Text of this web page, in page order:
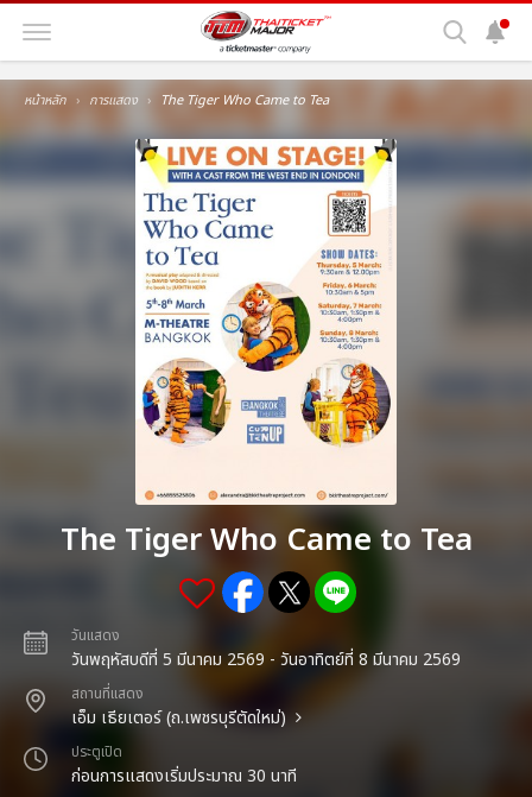
หน้าหลัก การแสดง The Tiger Who Came to Tea
The Tiger Who Came to Tea
วันแสดง
วันพฤหัสบดีที่ 5 มีนาคม 2569 - วันอาทิตย์ที่ 8 มีนาคม 2569
สถานที่แสดง
เอ็ม เธียเตอร์ (ถ.เพชรบุรีตัดใหม่)
ประตูเปิด
ก่อนการแสดงเริ่มประมาณ 30 นาที